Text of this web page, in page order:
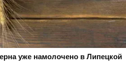
уже намолочено в Липецкой